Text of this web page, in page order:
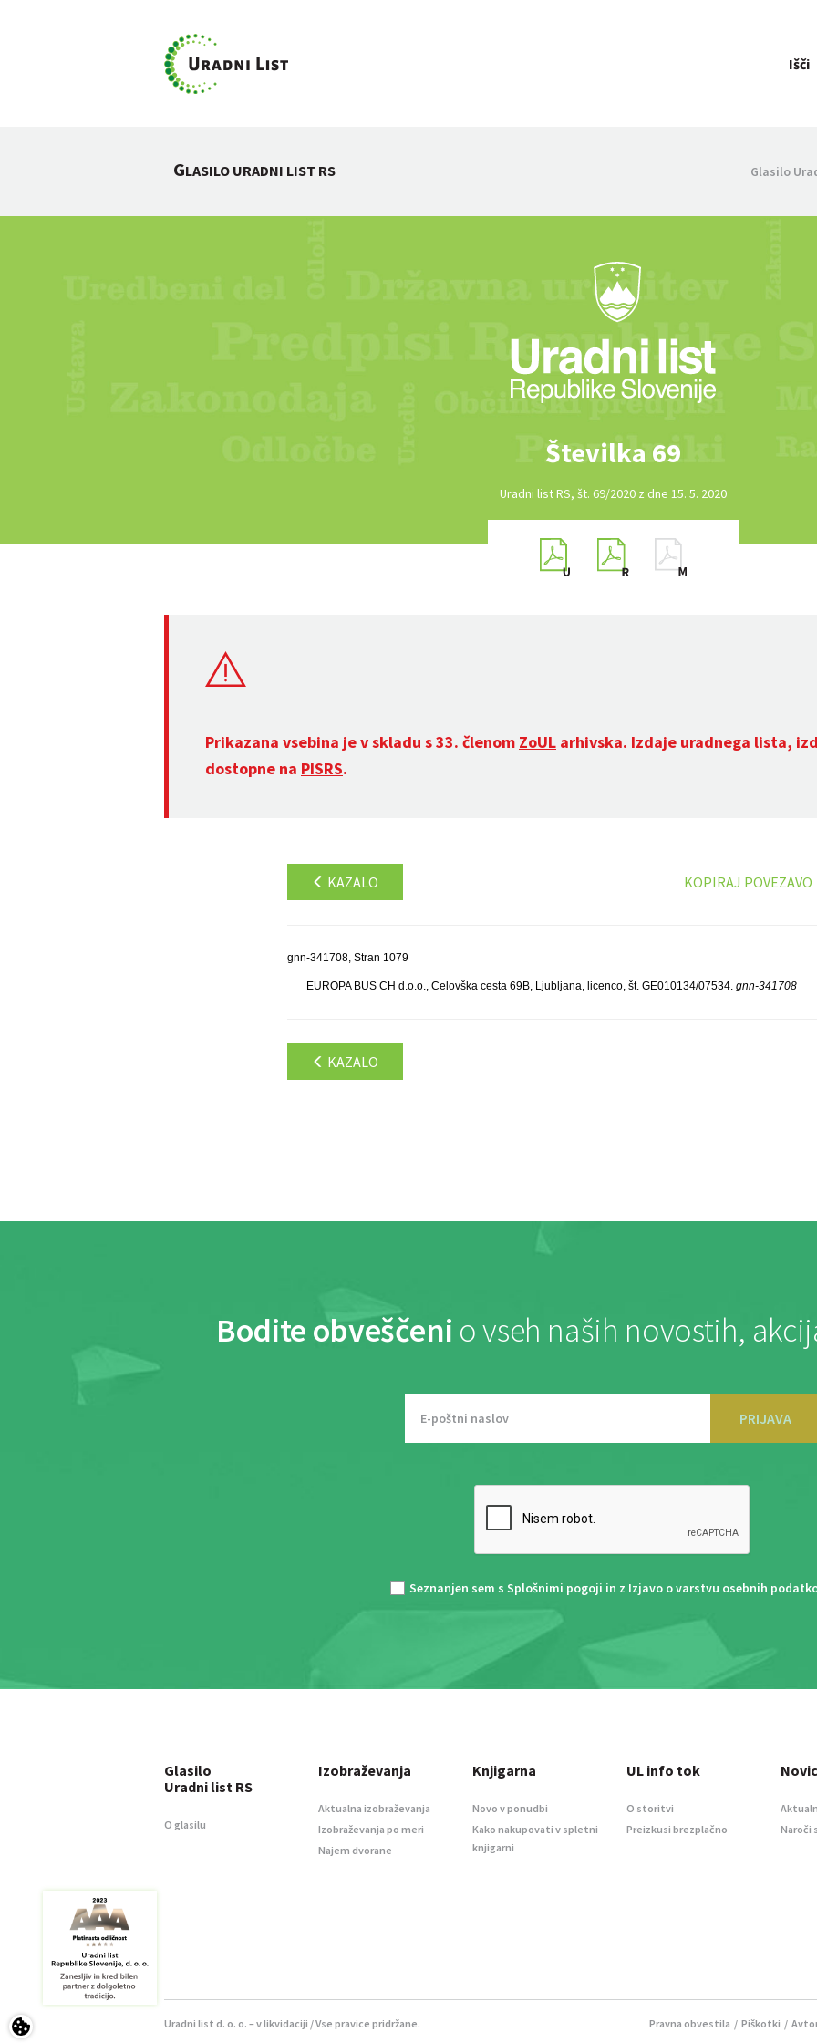
Išči
GLASILO URADNI LIST RS Glasilo
Številka 69
Uradni list RS, št. 69/2020 z dne 15. 5. 2020
Prikazana vsebina je v skladu s 33. členom ZoUL arhivska. Izdaje uradnega lista,
dostopne na PISRS.
KAZALO KOPIRAJ POVEZAVO
gnn-341708, Stran 1079
EUROPA BUS CH d.o.o., Celovška cesta 69B, Ljubljana, licenco, št. GE010134/07534.gnn-341708
KAZALO
Bodite obveščeni o vseh naših novostih,
PRIJAVA
Seznanjen sem s Splošnimi pogoji in z Izjavo o varstvu osebnih
Glasilo
Uradni list RS
O glasilu
Izobraževanja
Aktualna izobraževanja
Izobraževanja po meri
Najem dvorane
Knjigarna
Novo v ponudbi
Kako nakupovati v spletni
knjigarni
UL info tok
O storitvi
Preizkusi brezplačno
Naroči
Uradni list d. o. o. – v likvidaciji / Vse pravice pridržane. Pravna obvestila / Piškotki /